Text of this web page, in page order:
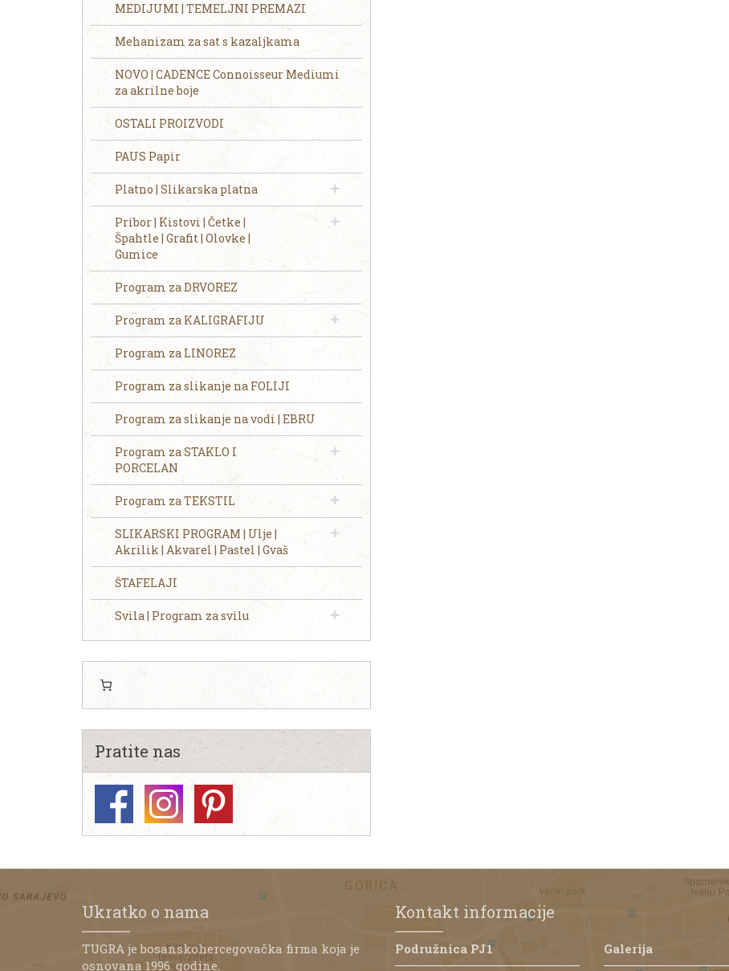
MEDIJUMI | TEMELJNI PREMAZI
Mehanizam za sat s kazaljkama
NOVO | CADENCE Connoisseur Mediumi
za akrilne boje
OSTALI PROIZVODI
PAUS Papir
Platno | Slikarska platna
Pribor | Kistovi | Četke |
Špahtle | Grafit | Olovke |
Gumice
Program za DRVOREZ
Program za KALIGRAFIJU
Program za LINOREZ
Program za slikanje na FOLIJI
Program za slikanje na vodi | EBRU
Program za STAKLO I
PORCELAN
Program za TEKSTIL
SLIKARSKI PROGRAM | Ulje |
Akrilik | Akvarel | Pastel | Gvaš
ŠTAFELAJI
Svila | Program za svilu
Pratite nas
Ukratko o nama
TUGRA je bosanskohercegovačka firma koja je
osnovana 1996. godine.
Kontakt informacije
Podružnica PJ1 Galerija